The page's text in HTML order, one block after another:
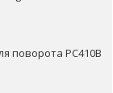
поворота РС410В